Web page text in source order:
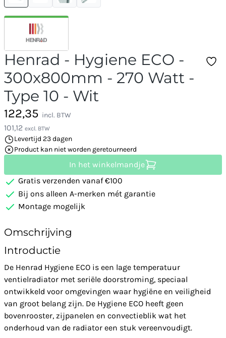
Henrad - Hygiene ECO -
300x800mm - 270 Watt -
Type 10 - Wit
122,35 incl. BTW
101,12 excl. BTW
Levertijd 23 dagen
Product kan niet worden geretourneerd
In het winkelmandje
Gratis verzenden vanaf €100
Bij ons alleen A-merken mét garantie
Montage mogelijk
Omschrijving
Introductie
De Henrad Hygiene ECO is een lage temperatuur
ventielradiator met seriële doorstroming, speciaal
ontwikkeld voor omgevingen waar hygiëne en veiligheid
van groot belang zijn. De Hygiene ECO heeft geen
bovenrooster, zijpanelen en convectieblik wat het
onderhoud van de radiator een stuk vereenvoudigt.